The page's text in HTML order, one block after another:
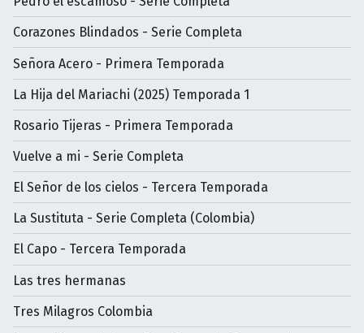
Corazones Blindados - Serie Completa
Señora Acero - Primera Temporada
La Hija del Mariachi (2025) Temporada 1
Rosario Tijeras - Primera Temporada
Vuelve a mi - Serie Completa
El Señor de los cielos - Tercera Temporada
La Sustituta - Serie Completa (Colombia)
El Capo - Tercera Temporada
Las tres hermanas
Tres Milagros Colombia